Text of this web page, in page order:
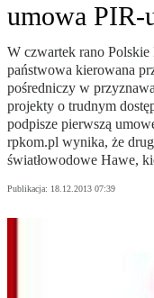
umowa PIR-
W czwartek rano
państwowa kierowana
pośredniczy w
projekty o trudnym
podpisze pierwszą
rpkom.pl wynika, że
światłowodowe Hawe,
Publikacja: 18.12.2013 07:39